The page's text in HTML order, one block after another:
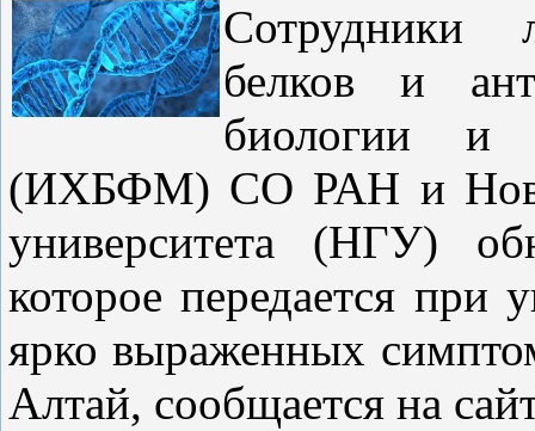
Сотрудники
белков и
биологии и
(ИХБФМ) СО РАН и
университета (НГУ)
которое передается при
ярко выраженных
Алтай, сообщается на